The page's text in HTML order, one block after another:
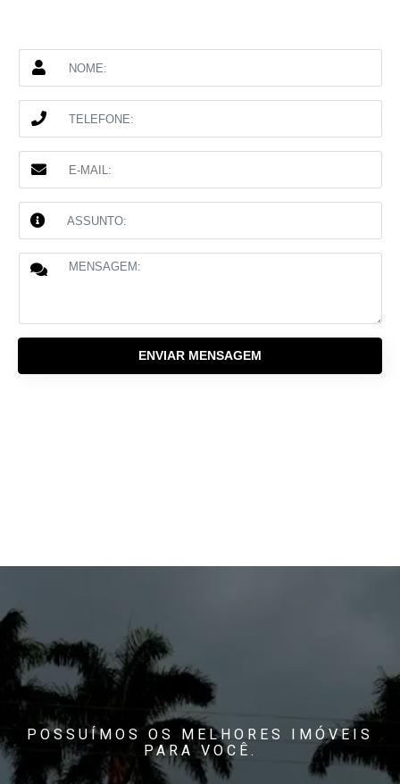
ENVIAR MENSAGEM
POSSUÍMOS OS MELHORES IMÓVEIS
PARA VOCÊ.